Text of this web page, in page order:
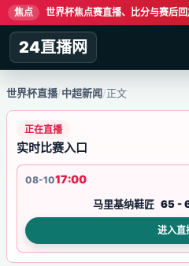
焦点 世界杯焦点赛直播、比分与赛后
24直播网
世界杯直播/中超新闻/正文
正在直播
实时比赛入口
08-1017:00
马里基纳鞋匠 65 -
进入直